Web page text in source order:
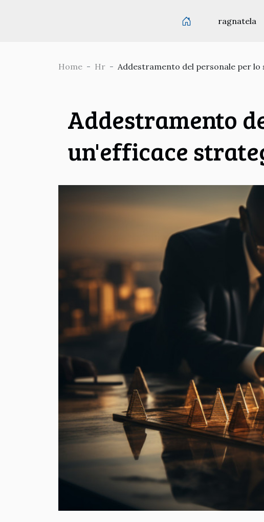
ragnatela
Home Hr Addestramento del personale per
Addestramento
un'efficace